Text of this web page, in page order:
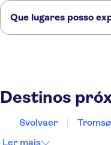
Que lugares posso
Destinos
Svolvaer Tromsø
Ler mais